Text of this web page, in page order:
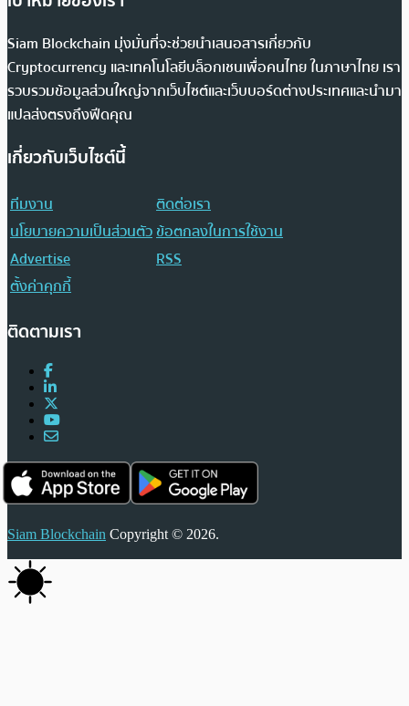
Siam Blockchain มุ่งมั่นที่จะช่วยนำเสนอสารเกี่ยวกับ
Cryptocurrency และเทคโนโลยีบล็อกเชนเพื่อคนไทย ในภาษาไทย เรา
รวบรวมข้อมูลส่วนใหญ่จากเว็บไซต์และเว็บบอร์ดต่างประเทศและนำมา
แปลส่งตรงถึงฟีดคุณ
เกี่ยวกับเว็บไซต์นี้
ทีมงาน
ติดต่อเรา
นโยบายความเป็นส่วนตัวข้อตกลงในการใช้งาน
Advertise
RSS
ตั้งค่าคุกกี้
ติดตามเรา
Siam Blockchain Copyright © 2026.